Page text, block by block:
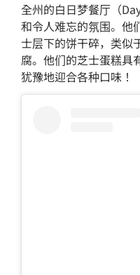
全州的白日梦餐厅（
和令人难忘的氛围。他
士层下的饼干碎，类似
腐。他们的芝士蛋糕具
犹豫地迎合各种口味！